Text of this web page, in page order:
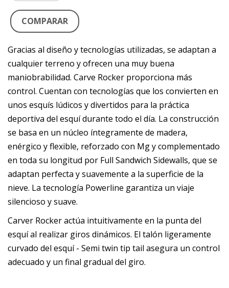
COMPARAR
Gracias al diseño y tecnologías utilizadas, se adaptan a
cualquier terreno y ofrecen una muy buena
maniobrabilidad. Carve Rocker proporciona más
control. Cuentan con tecnologías que los convierten en
unos esquís lúdicos y divertidos para la práctica
deportiva del esquí durante todo el día. La construcción
se basa en un núcleo íntegramente de madera,
enérgico y flexible, reforzado con Mg y complementado
en toda su longitud por Full Sandwich Sidewalls, que se
adaptan perfecta y suavemente a la superficie de la
nieve. La tecnología Powerline garantiza un viaje
silencioso y suave.
Carver Rocker actúa intuitivamente en la punta del
esquí al realizar giros dinámicos. El talón ligeramente
curvado del esquí - Semi twin tip tail asegura un control
adecuado y un final gradual del giro.